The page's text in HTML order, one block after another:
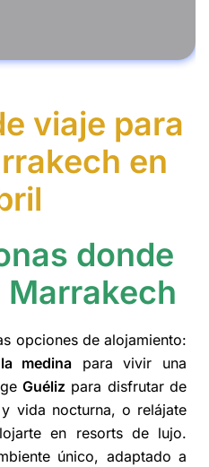
viaje para
en
donde
Marrakech
opciones de alojamiento:
medina para vivir una
Guéliz para disfrutar de
vida nocturna, o relájate
en resorts de lujo.
único, adaptado a